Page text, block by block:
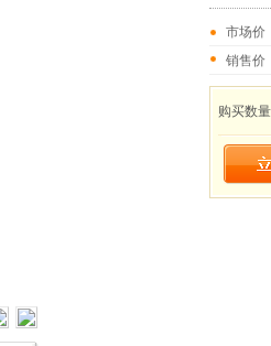
市场价
销售价
购买数